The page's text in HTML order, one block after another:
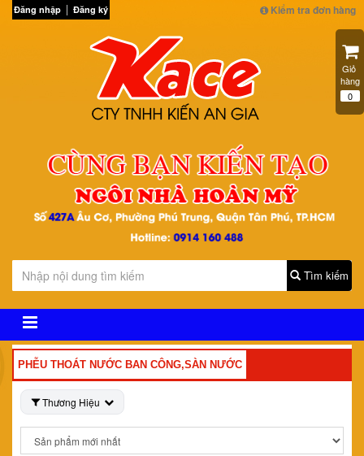
Đăng nhập Đăng ký Kiểm tra đơn hàng
Tìm kiếm
PHỄU THOÁT NƯỚC BAN CÔNG,SÀN NƯỚC
Thương Hiệu
Giỏ
hàng
0